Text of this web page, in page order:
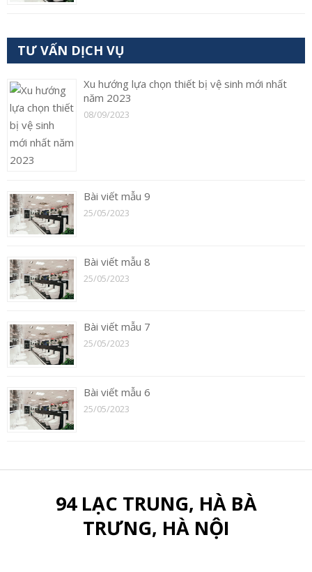
TƯ VẤN DỊCH VỤ
Xu hướng lựa chọn thiết bị vệ sinh mới nhất
năm 2023
08/09/2023
Bài viết mẫu 9
25/05/2023
Bài viết mẫu 8
25/05/2023
Bài viết mẫu 7
25/05/2023
Bài viết mẫu 6
25/05/2023
94 LẠC TRUNG, HÀ BÀ
TRƯNG, HÀ NỘI